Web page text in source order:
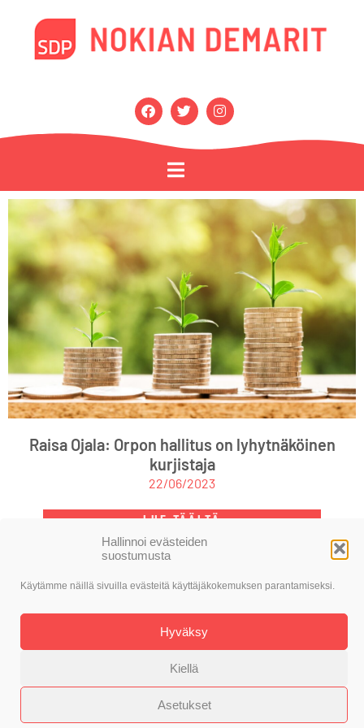
Hallinnoi evästeiden
suostumusta
Käytämme näillä sivuilla evästeitä käyttäjäkokemuksen parantamiseksi.
Hyväksy
Kiellä
Asetukset
Raisa Ojala: Orpon hallitus on lyhytnäköinen
kurjistaja
22/06/2023
LUE TÄÄLTÄ
© SDP Nokia
Toteutus: Alasin Media Oy
Evästekäytäntö
Tietosuojaseloste